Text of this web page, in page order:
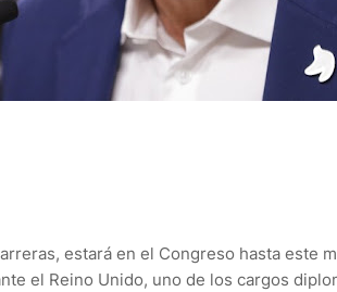
estará en el Congreso hasta este
el Reino Unido, uno de los cargos